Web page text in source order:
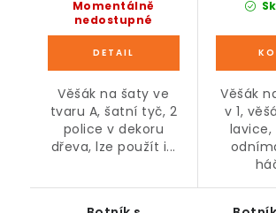
Momentálně
nedostupné
Věšák na šaty ve
tvaru A, šatní tyč, 2
police v dekoru
dřeva, lze použít i...
Věšák
v 1,
lavice,